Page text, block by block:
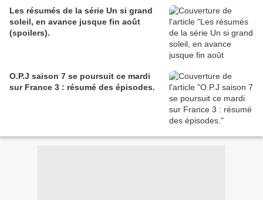
Les résumés de la série Un si grand
soleil, en avance jusque fin août
(spoilers).
O.P.J saison 7 se poursuit ce mardi
sur France 3 : résumé des épisodes.